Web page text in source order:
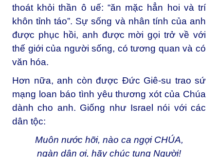
thoát khỏi thần ô uế: “ăn mặc hẳn hoi và trí
khôn tỉnh táo”. Sự sống và nhân tính của anh
được phục hồi, anh được mời gọi trở về với
thế giới của người sống, có tương quan và có
văn hóa.
Hơn nữa, anh còn được Đức Giê-su trao sứ
mạng loan báo tình yêu thương xót của Chúa
dành cho anh. Giống như Israel nói với các
dân tộc:
Muôn nước hỡi, nào ca ngợi CHÚA,
ngàn dân ơi, hãy chúc tụng Người!